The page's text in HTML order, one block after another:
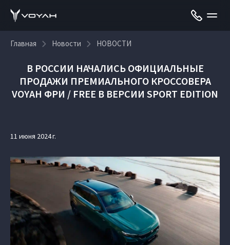
Главная Новости НОВОСТИ
В РОССИИ НАЧАЛИСЬ ОФИЦИАЛЬНЫЕ
ПРОДАЖИ ПРЕМИАЛЬНОГО КРОССОВЕРА
VOYAH ФРИ / FREE В ВЕРСИИ SPORT EDITION
11 июня 2024 г.